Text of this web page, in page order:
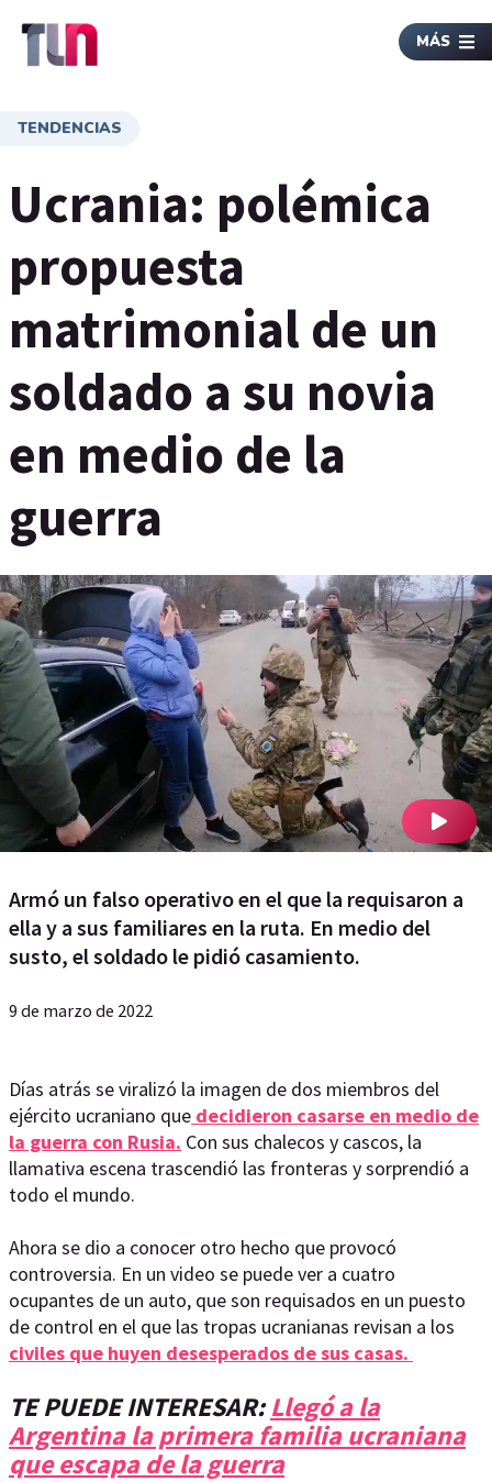
MÁS
TENDENCIAS
Ucrania: polémica
propuesta
matrimonial de un
soldado a su novia
en medio de la
guerra
Armó un falso operativo en el que la requisaron a
ella y a sus familiares en la ruta. En medio del
susto, el soldado le pidió casamiento.
9 de marzo de 2022
Días atrás se viralizó la imagen de dos miembros del
ejército ucraniano que decidieron casarse en medio de
la guerra con Rusia. Con sus chalecos y cascos, la
llamativa escena trascendió las fronteras y sorprendió a
todo el mundo.
Ahora se dio a conocer otro hecho que provocó
controversia. En un video se puede ver a cuatro
ocupantes de un auto, que son requisados en un puesto
de control en el que las tropas ucranianas revisan a los
civiles que huyen desesperados de sus casas.
TE PUEDE INTERESAR:Llegó a la
Argentina la primera familia ucraniana
que escapa de la guerra